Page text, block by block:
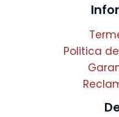
Politica